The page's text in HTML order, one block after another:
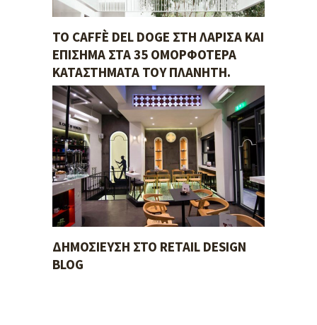
ΤΟ CAFFÈ DEL DOGE ΣΤΗ ΛΆΡΙΣΑ ΚΑΙ
ΕΠΊΣΗΜΑ ΣΤΑ 35 ΟΜΟΡΦΌΤΕΡΑ
ΚΑΤΑΣΤΉΜΑΤΑ ΤΟΥ ΠΛΑΝΉΤΗ.
ΔΗΜΟΣΊΕΥΣΗ ΣΤΟ RETAIL DESIGN
BLOG